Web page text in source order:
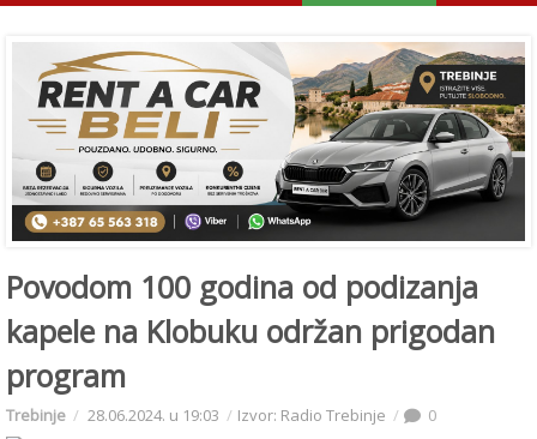
Povodom 100 godina od podizanja
kapele na Klobuku održan prigodan
program
Trebinje 28.06.2024. u 19:03 Izvor: Radio Trebinje 0